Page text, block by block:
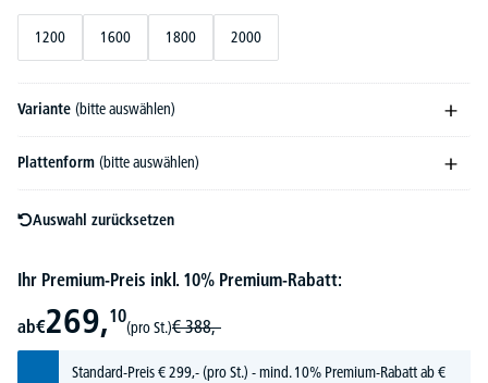
1200 1600 1800 2000
Variante (bitte auswählen)
Plattenform (bitte auswählen)
Auswahl zurücksetzen
Ihr Premium-Preis inkl. 10% Premium-Rabatt:
ab€269,10
(pro St.)€ 388,-
Standard-Preis€299,-(pro St.) - mind. 10% Premium-Rabatt ab €